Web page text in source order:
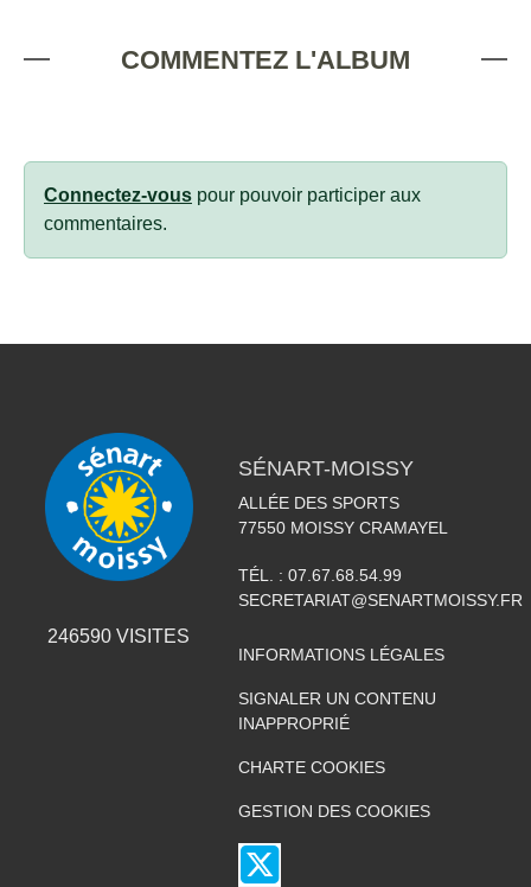
COMMENTEZ L'ALBUM
Connectez-vous pour pouvoir participer aux
commentaires.
246590 VISITES
SÉNART-MOISSY
ALLÉE DES SPORTS
77550 MOISSY CRAMAYEL
TÉL. : 07.67.68.54.99
SECRETARIAT@SENARTMOISSY.FR
INFORMATIONS LÉGALES
SIGNALER UN CONTENU
INAPPROPRIÉ
CHARTE COOKIES
GESTION DES COOKIES